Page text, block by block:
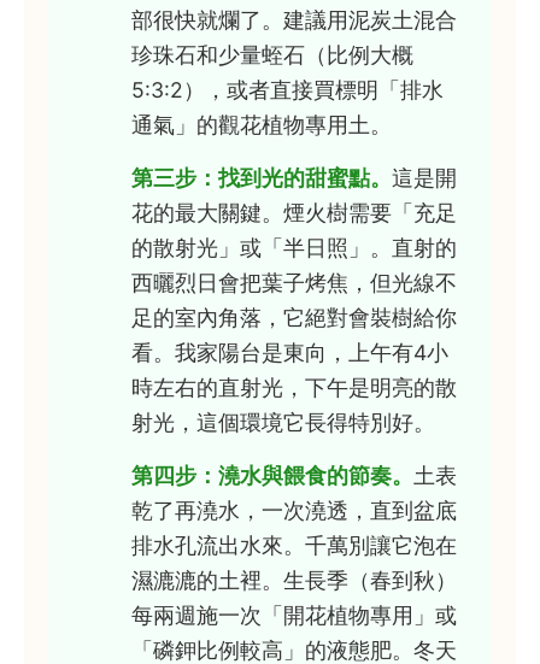
部很快就爛了。建議用泥炭土混合
珍珠石和少量蛭石（比例大概
5:3:2），或者直接買標明「排水
通氣」的觀花植物專用土。
第三步：找到光的甜蜜點。 這是開
花的最大關鍵。煙火樹需要「充足
的散射光」或「半日照」。直射的
西曬烈日會把葉子烤焦，但光線不
足的室內角落，它絕對會裝樹給你
看。我家陽台是東向，上午有4小
時左右的直射光，下午是明亮的散
射光，這個環境它長得特別好。
第四步：澆水與餵食的節奏。
土表
乾了再澆水，一次澆透，直到盆底
排水孔流出水來。千萬別讓它泡在
濕漉漉的土裡。生長季（春到秋）
每兩週施一次「開花植物專用」或
「磷鉀比例較高」的液態肥。冬天